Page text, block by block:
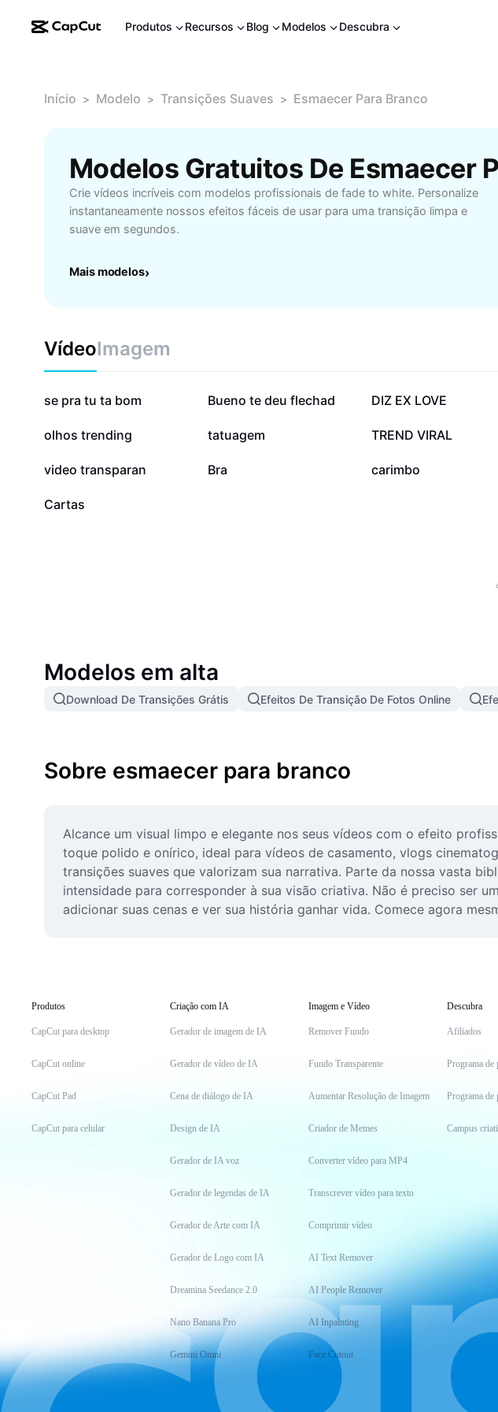
Produtos Recursos Blog Modelos Descubra
Início > Modelo > Transições Suaves > Esmaecer Para Branco
Crie vídeos incríveis com modelos profissionais de fade to white. Personalize
instantaneamente nossos efeitos fáceis de usar para uma transição limpa e
suave em segundos.
Mais modelos›
VídeoImagem
238,2 mil
se pra tu ta bom 205,7 mil
Bueno te deu flechad 171,5 mil
DIZ EX LOVE
46,8 mil
olhos trending 27,9 mil
tatuagem 24,1 mil
TREND VIRAL
16,2 mil
video transparan 4,8 mil
Bra 1,6 mil
carimbo
0
Cartas
Modelos em alta
Download De Transições Grátis Efeitos De Transição De Fotos Online
Sobre esmaecer para branco
Alcance um visual limpo e elegante nos seus vídeos com o efeito
toque polido e onírico, ideal para vídeos de casamento, vlogs
transições suaves que valorizam sua narrativa. Parte da nossa vasta
intensidade para corresponder à sua visão criativa. Não é preciso ser
adicionar suas cenas e ver sua história ganhar vida. Comece agora
Produtos
CapCut para desktop
CapCut online
CapCut Pad
CapCut para celular
Criação com IA
Gerador de imagem de IA
Gerador de vídeo de IA
Cena de diálogo de IA
Design de IA
Gerador de IA voz
Gerador de legendas de IA
Gerador de Arte com IA
Gerador de Logo com IA
Dreamina Seedance 2.0
Nano Banana Pro
Gemini Omni
Imagem e Vídeo
Remover Fundo
Fundo Transparente
Aumentar Resolução de Imagem
Criador de Memes
Converter vídeo para MP4
Transcrever vídeo para texto
Comprimir vídeo
AI Text Remover
AI People Remover
AI Inpainting
Face Cutout
Descubra
Afiliados
Programa de
Programa de
Campus